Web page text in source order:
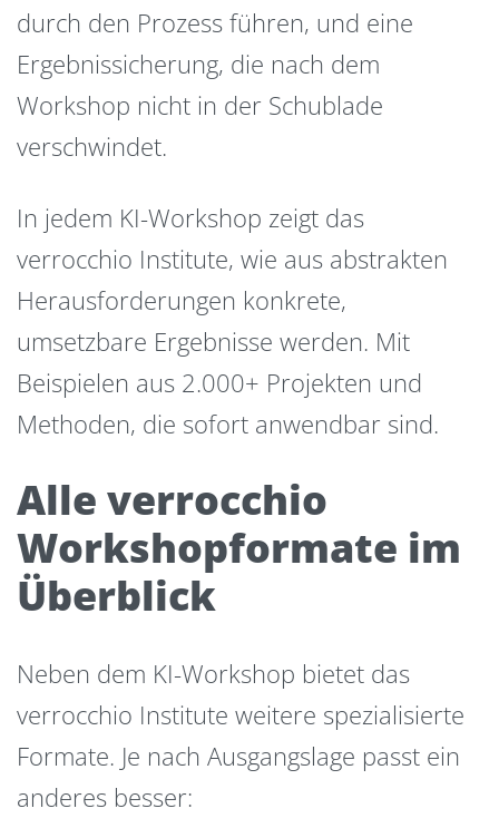
durch den Prozess führen, und eine
Ergebnissicherung, die nach dem
Workshop nicht in der Schublade
verschwindet.
In jedem KI-Workshop zeigt das
verrocchio Institute, wie aus abstrakten
Herausforderungen konkrete,
umsetzbare Ergebnisse werden. Mit
Beispielen aus 2.000+ Projekten und
Methoden, die sofort anwendbar sind.
Alle verrocchio
Workshopformate im
Überblick
Neben dem KI-Workshop bietet das
verrocchio Institute weitere spezialisierte
Formate. Je nach Ausgangslage passt ein
anderes besser: